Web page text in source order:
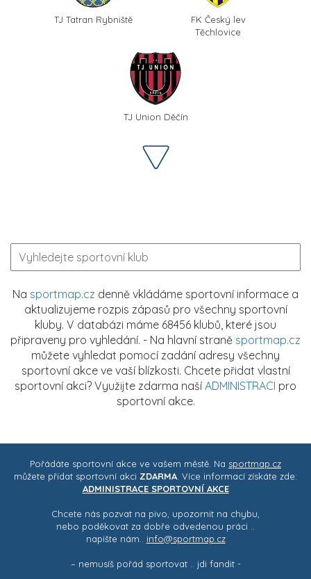
TJ Tatran Rybniště
FK Český lev
Těchlovice
TJ Union Děčín
Na sportmap.cz denně vkládáme sportovní informace a
aktualizujeme rozpis zápasů pro všechny sportovní
kluby. V databázi máme 68456 klubů, které jsou
připraveny pro vyhledání. - Na hlavní straně sportmap.cz
můžete vyhledat pomocí zadání adresy všechny
sportovní akce ve vaší blízkosti. Chcete přidat vlastní
sportovní akci? Využijte zdarma naší ADMINISTRACI pro
sportovní akce.
Pořádáte sportovní akce ve vašem městě. Na sportmap.cz
můžete přidat sportovní akci ZDARMA . Více informací získáte zde:
ADMINISTRACE SPORTOVNÍ AKCE
Chcete nás pozvat na pivo, upozornit na chybu,
nebo poděkovat za dobře odvedenou práci ..
napište nám.. info@sportmap.cz
– nemusíš pořád sportovat .. jdi fandit -